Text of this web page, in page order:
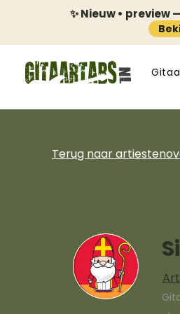
✨ Nieuw •
Terug naar